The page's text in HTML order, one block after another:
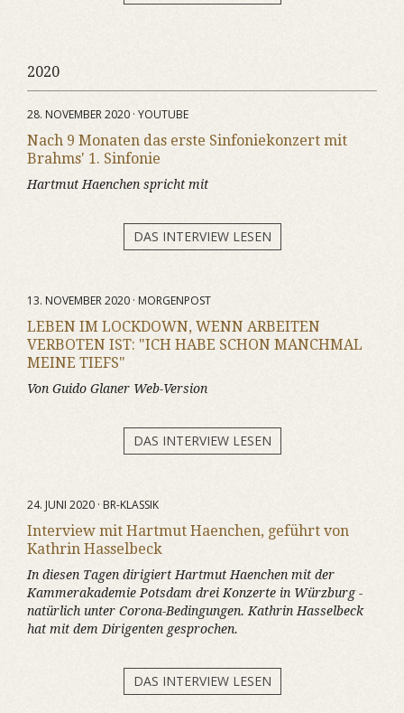
2020
28. NOVEMBER 2020 · YOUTUBE
Nach 9 Monaten das erste Sinfoniekonzert mit
Brahms' 1. Sinfonie
Hartmut Haenchen spricht mit
DAS INTERVIEW LESEN
13. NOVEMBER 2020 · MORGENPOST
LEBEN IM LOCKDOWN, WENN ARBEITEN
VERBOTEN IST: "ICH HABE SCHON MANCHMAL
MEINE TIEFS"
Von Guido Glaner Web-Version
DAS INTERVIEW LESEN
24. JUNI 2020 · BR-KLASSIK
Interview mit Hartmut Haenchen, geführt von
Kathrin Hasselbeck
In diesen Tagen dirigiert Hartmut Haenchen mit der
Kammerakademie Potsdam drei Konzerte in Würzburg -
natürlich unter Corona-Bedingungen. Kathrin Hasselbeck
hat mit dem Dirigenten gesprochen.
DAS INTERVIEW LESEN